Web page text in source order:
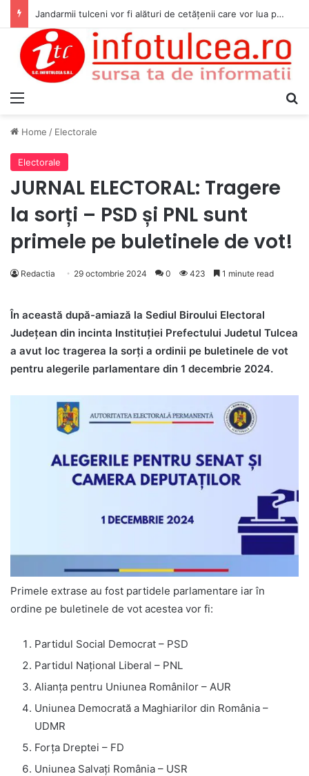
Jandarmii tulceni vor fi alături de cetățenii care vor lua parte la Festivalul Folk Țestos
Home / Electorale
Electorale
JURNAL ELECTORAL: Tragere
la sorți – PSD și PNL sunt
primele pe buletinele de vot!
Redactia 29 octombrie 2024 0 423 1 minute read
În această după-amiază la Sediul Biroului Electoral
Județean din incinta Instituției Prefectului Judetul Tulcea
a avut loc tragerea la sorți a ordinii pe buletinele de vot
pentru alegerile parlamentare din 1 decembrie 2024.
Primele extrase au fost partidele parlamentare iar în
ordine pe buletinele de vot acestea vor fi:
Partidul Social Democrat – PSD
Partidul Național Liberal – PNL
Alianța pentru Uniunea Românilor – AUR
Uniunea Democrată a Maghiarilor din România –
UDMR
Forța Dreptei – FD
Uniunea Salvați România – USR